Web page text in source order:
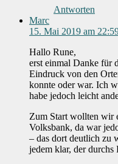
Antworten
Marc
15. Mai 2019 am
Hallo Rune,
erst einmal Danke für
Eindruck von den
konnte oder war. Ich
habe jedoch leicht
Zum Start wollten wir
Volksbank, da war
– das dort deutlich zu
jedem klar, der durchs